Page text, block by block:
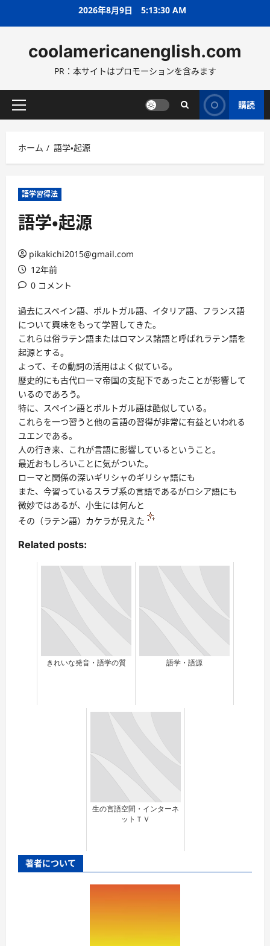
ス
ッ
2026年8月9日 5:13:31 AM
coolamericanenglish.com
PR：本サイトはプロモーションを含みます
メ
メ
ニ
ー
購読
ホーム 語学・起源
語学習得法
語学・起源
pikakichi2015@gmail.com
12年前
0 コメント
過去にスペイン語、ポルトガル語、イタリア語、フランス語
について興味をもって学習してきた。
これらは俗ラテン語またはロマンス諸語と呼ばれラテン語を
起源とする。
よって、その動詞の活用はよく似ている。
歴史的にも古代ローマ帝国の支配下であったことが影響して
いるのであろう。
特に、スペイン語とポルトガル語は酷似している。
これらを一つ習うと他の言語の習得が非常に有益といわれる
ユエンである。
人の行き来、これが言語に影響しているということ。
最近おもしろいことに気がついた。
ローマと関係の深いギリシャのギリシャ語にも
また、今習っているスラブ系の言語であるがロシア語にも
微妙ではあるが、小生には何んと
その（ラテン語）カケラが見えた
Related posts:
きれいな発音・語学の質 語学・語源
生の言語空間・インターネ
ットＴＶ
著者について